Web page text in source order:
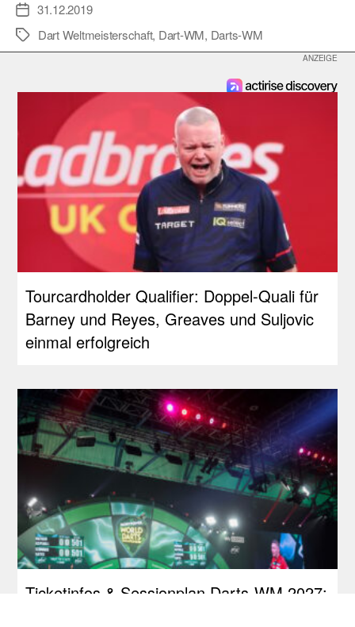
Veröffentlichungsdatum
31.12.2019
Schlagwörter
Dart Weltmeisterschaft, Dart-WM, Darts-WM
Tourcardholder Qualifier: Doppel-Quali für
Barney und Reyes, Greaves und Suljovic
einmal erfolgreich
Ticketinfos & Sessionplan Darts-WM 2027: